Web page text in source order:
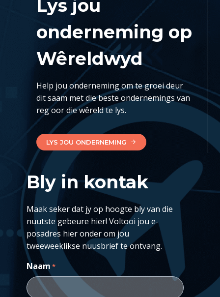
Lys jou
onderneming op
Wêreldwyd
Help jou onderneming om te groei deur
dit saam met die beste ondernemings van
reg oor die wêreld te lys.
LYS JOU ONDERNEMING
Bly in kontak
Maak seker dat jy op hoogte bly van die
nuutste gebeure hier! Voltooi jou e-
posadres hier onder om jou
tweeweeklikse nuusbrief te ontvang.
Naam *